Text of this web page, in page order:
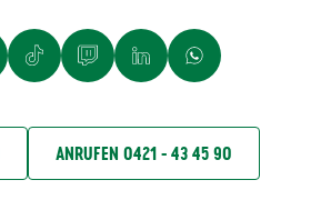
ANRUFEN 0421 - 43 45 90